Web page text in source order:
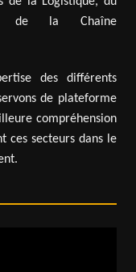
de la Chaîne
des différents
de plateforme
compréhension
ces secteurs dans le